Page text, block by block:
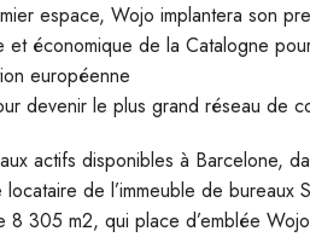
espace, Wojo implantera son
et économique de la Catalogne
européenne
devenir le plus grand réseau de
actifs disponibles à Barcelone,
de l’immeuble de
305 m2, qui place d’emblée